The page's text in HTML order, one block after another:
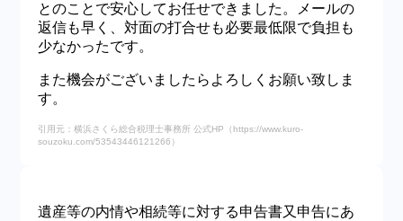
とのことで安心してお任せできました。メールの
返信も早く、対面の打合せも必要最低限で負担も
少なかったです。
また機会がございましたらよろしくお願い致しま
す。
引用元：横浜さくら総合税理士事務所 公式HP（https://www.kuro-
souzoku.com/53543446121266）
遺産等の内情や相続等に対する申告書又申告にあ